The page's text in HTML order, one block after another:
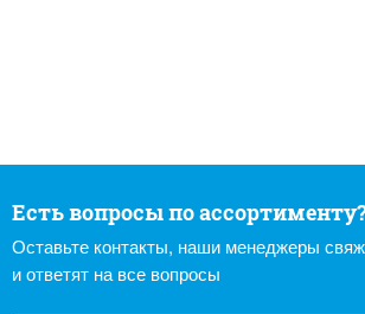
Есть вопросы по
Оставьте контакты, наши менеджеры
и ответят на все вопросы